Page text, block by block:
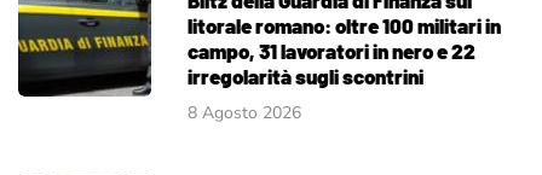
litorale romano: oltre 100 militari in
campo, 31 lavoratori in nero e 22
irregolarità sugli scontrini
8 Agosto 2026